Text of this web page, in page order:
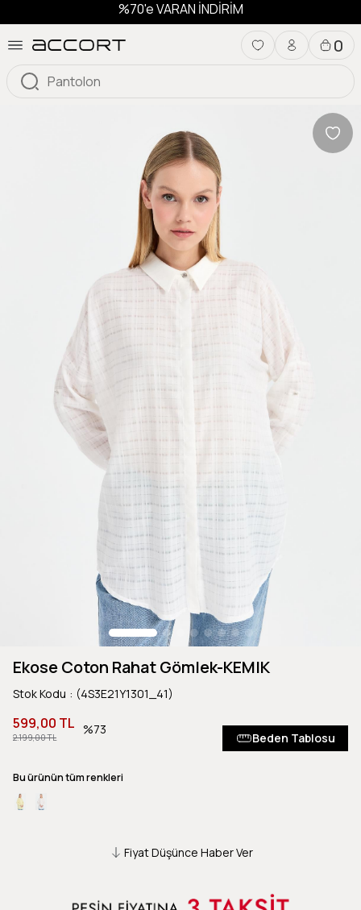
%70'e VARAN İNDİRİM
0
Ekose Coton Rahat Gömlek-KEMIK
Stok Kodu (4S3E21Y1301_41)
2.199,00 TL
599,00 TL 73
Beden Tablosu
Bu ürünün tüm renkleri
Fiyat Düşünce Haber Ver